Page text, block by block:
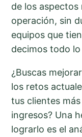
de los
operación, sin
equipos que
decimos todo
¿Buscas
los retos
tus clientes
ingresos? Una
lograrlo es el